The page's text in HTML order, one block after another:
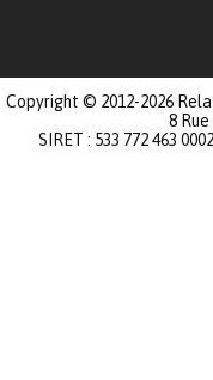
Copyright © 2012-2026
8
SIRET : 533 772 463